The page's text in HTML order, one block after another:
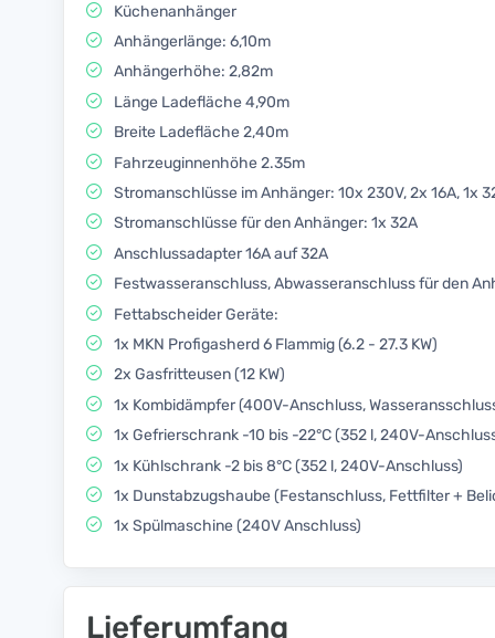
Küchenanhänger
Anhängerlänge: 6,10m
Anhängerhöhe: 2,82m
Länge Ladefläche 4,90m
Breite Ladefläche 2,40m
Fahrzeuginnenhöhe 2.35m
Stromanschlüsse im Anhänger: 10x 230V, 2x 16A, 1x
Stromanschlüsse für den Anhänger: 1x 32A
Anschlussadapter 16A auf 32A
Festwasseranschluss, Abwasseranschluss für den
Fettabscheider Geräte:
1x MKN Profigasherd 6 Flammig (6.2 - 27.3 KW)
2x Gasfritteusen (12 KW)
1x Kombidämpfer (400V-Anschluss,
1x Gefrierschrank -10 bis -22°C (352 l, 240V-
1x Kühlschrank -2 bis 8°C (352 l, 240V-Anschluss)
1x Dunstabzugshaube (Festanschluss, Fettfilter +
1x Spülmaschine (240V Anschluss)
Lieferumfang